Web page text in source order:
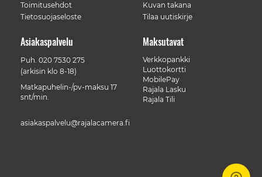
Toimitusehdot
Tietosuojaseloste
Kuvan takana
Tilaa uutiskirje
Maksutavat
Verkkopankki
Luottokortti
MobilePay
Rajala Lasku
Rajala Tili
Asiakaspalvelu
Puh. 020 7530 275
(arkisin klo 8-18)
Matkapuhelin-/pv-maksu 17
snt/min.
asiakaspalvelu@rajalacamera.fi